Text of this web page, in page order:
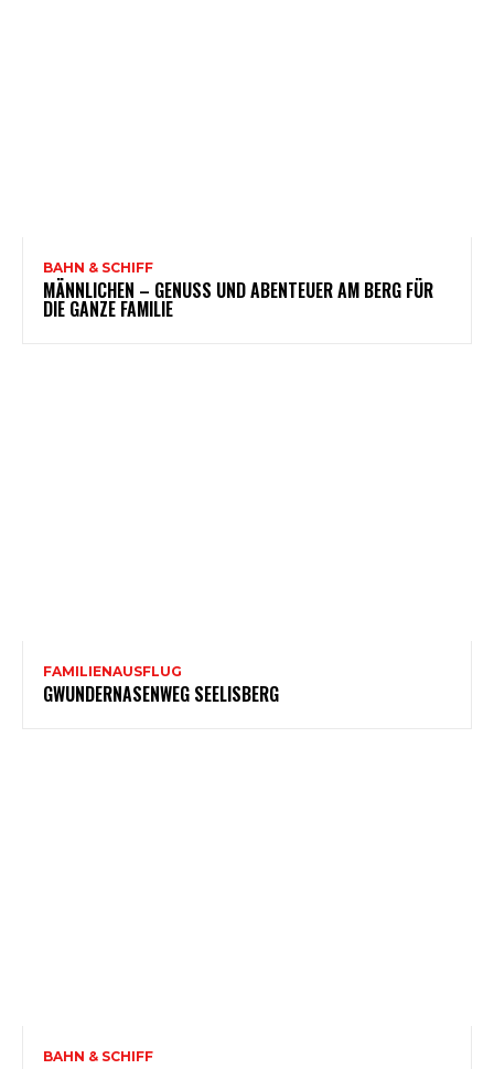
BAHN & SCHIFF
MÄNNLICHEN – GENUSS UND ABENTEUER AM BERG FÜR
DIE GANZE FAMILIE
FAMILIENAUSFLUG
GWUNDERNASENWEG SEELISBERG
BAHN & SCHIFF